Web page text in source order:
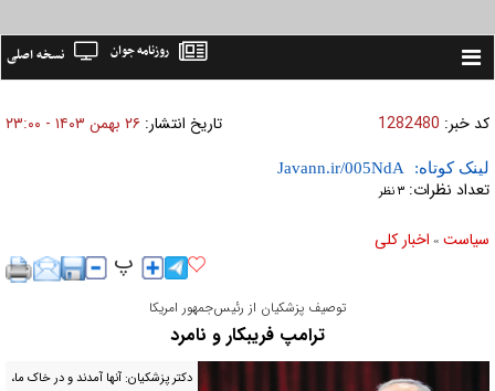
Toggle
نسخه اصلی روزنامه جوان
کد خبر: 1282480 تاریخ انتشار: ۲۶ بهمن ۱۴۰۳ - ۲۳:۰۰
لینک کوتاه:
تعداد نظرات: ۳ نظر
سیاست » اخبار کلی
توصیف پزشکیان از رئیس‌جمهور امریکا
ترامپ فریبکار و نامرد
دکتر پزشکیان: آنها آمدند و در خاک ما،